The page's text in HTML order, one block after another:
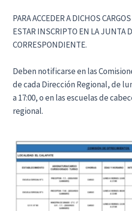
PARA ACCEDER A DICHOS
ESTAR INSCRIPTO EN LA JUNTA
CORRESPONDIENTE.
Deben notificarse en las
de cada Dirección Regional, de
a 17:00, o en las escuelas de
regional.